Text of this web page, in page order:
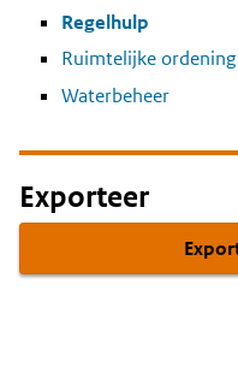
Regelhulp
Ruimtelijke ordening
Waterbeheer
Exporteer